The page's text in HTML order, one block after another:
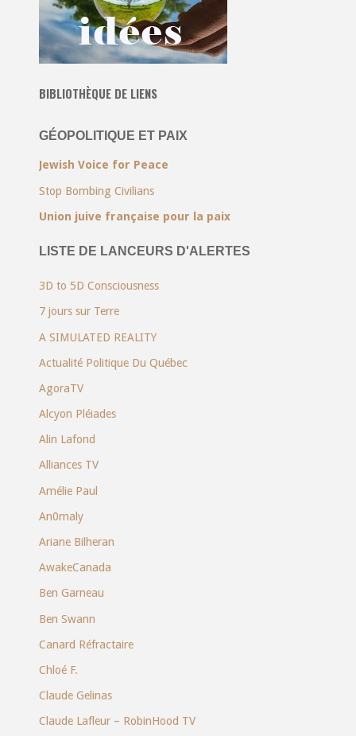
BIBLIOTHÈQUE DE LIENS
GÉOPOLITIQUE ET PAIX
Jewish Voice for Peace
Stop Bombing Civilians
Union juive française pour la paix
LISTE DE LANCEURS D'ALERTES
3D to 5D Consciousness
7 jours sur Terre
A SIMULATED REALITY
Actualité Politique Du Québec
AgoraTV
Alcyon Pléiades
Alin Lafond
Alliances TV
Amélie Paul
An0maly
Ariane Bilheran
AwakeCanada
Ben Garneau
Ben Swann
Canard Réfractaire
Chloé F.
Claude Gelinas
Claude Lafleur – RobinHood TV